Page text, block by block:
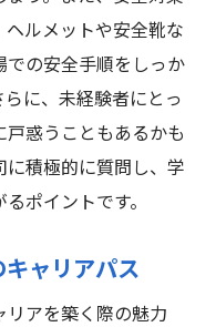
ルメットや安全靴な
の安全手順をしっか
に、未経験者にとっ
惑うこともあるかも
積極的に質問し、学
ポイントです。
ャリアパス
アを築く際の魅力